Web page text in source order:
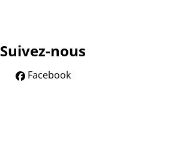
Suivez-nous
Facebook